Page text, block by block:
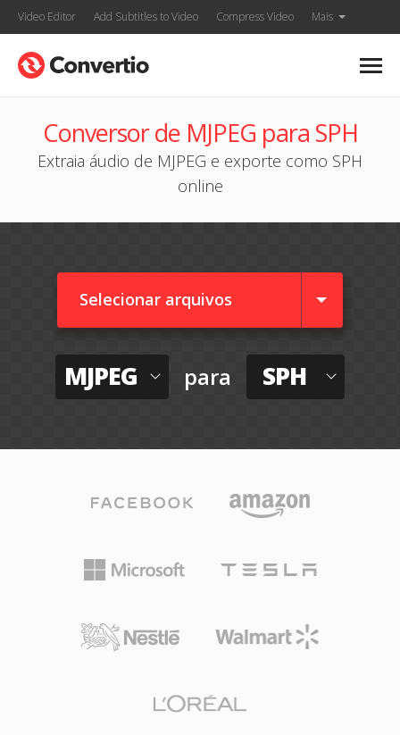
Video Editor Add Subtitles to Video Compress Video Mais
Conversor de MJPEG para SPH
Extraia áudio de MJPEG e exporte como SPH
online
Selecionar arquivos
MJPEG para SPH